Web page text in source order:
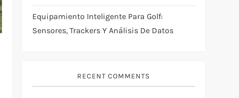
Equipamiento Inteligente Para Golf:
Sensores, Trackers Y Análisis De Datos
RECENT COMMENTS